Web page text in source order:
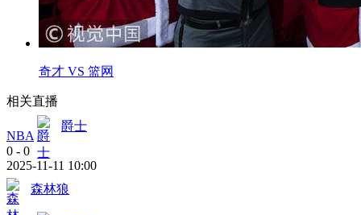
奇才 VS 篮网
相关直播
NBA
爵士
0 - 0
2025-11-11 10:00
森林狼